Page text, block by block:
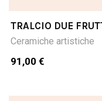
TRALCIO DUE
Ceramiche artistiche
91,00 €